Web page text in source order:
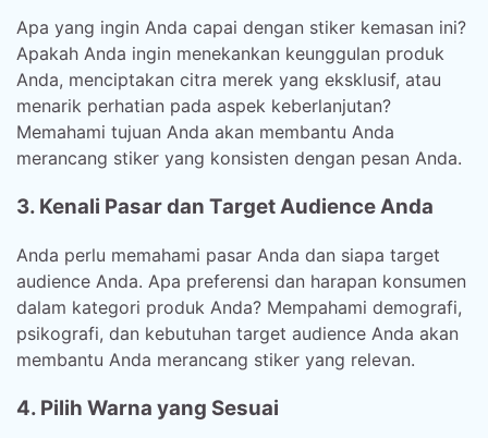
Apa yang ingin Anda capai dengan stiker kemasan ini?
Apakah Anda ingin menekankan keunggulan produk
Anda, menciptakan citra merek yang eksklusif, atau
menarik perhatian pada aspek keberlanjutan?
Memahami tujuan Anda akan membantu Anda
merancang stiker yang konsisten dengan pesan Anda.
3. Kenali Pasar dan Target Audience Anda
Anda perlu memahami pasar Anda dan siapa target
audience Anda. Apa preferensi dan harapan konsumen
dalam kategori produk Anda? Mempahami demografi,
psikografi, dan kebutuhan target audience Anda akan
membantu Anda merancang stiker yang relevan.
4. Pilih Warna yang Sesuai